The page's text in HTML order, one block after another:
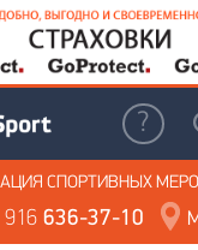
СПОРТИВНЫХ
916636-37-10